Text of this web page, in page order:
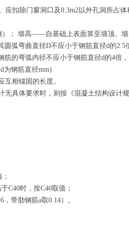
应扣除门窗洞口及0.3m2以外孔洞所占
； 墙高——自基础上表面算至墙顶。
圆弧弯曲直径D不应小于钢筋直径d的2.5
筋的弯弧内径不应小于钢筋直径d的4倍
为钢筋直径mm)
相锚固的长度。
具体要求时，则按《混凝土结构设计
时，按C40取值；
肋钢筋a取0.14）。